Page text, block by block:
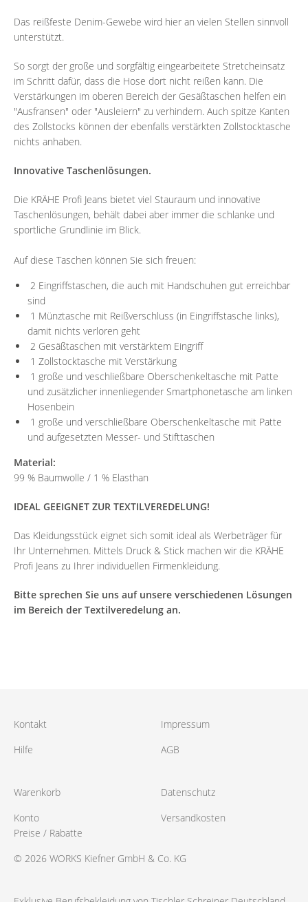
Das reißfeste Denim-Gewebe wird hier an vielen Stellen sinnvoll
unterstützt.
So sorgt der große und sorgfältig eingearbeitete Stretcheinsatz
im Schritt dafür, dass die Hose dort nicht reißen kann. Die
Verstärkungen im oberen Bereich der Gesäßtaschen helfen ein
"Ausfransen" oder "Ausleiern" zu verhindern. Auch spitze Kanten
des Zollstocks können der ebenfalls verstärkten Zollstocktasche
nichts anhaben.
Innovative Taschenlösungen.
Die KRÄHE Profi Jeans bietet viel Stauraum und innovative
Taschenlösungen, behält dabei aber immer die schlanke und
sportliche Grundlinie im Blick.
Auf diese Taschen können Sie sich freuen:
2 Eingriffstaschen, die auch mit Handschuhen gut erreichbar
sind
1 Münztasche mit Reißverschluss (in Eingriffstasche links),
damit nichts verloren geht
2 Gesäßtaschen mit verstärktem Eingriff
1 Zollstocktasche mit Verstärkung
1 große und veschließbare Oberschenkeltasche mit Patte
und zusätzlicher innenliegender Smartphonetasche am linken
Hosenbein
1 große und verschließbare Oberschenkeltasche mit Patte
und aufgesetzten Messer- und Stifttaschen
Material:
99 % Baumwolle / 1 % Elasthan
IDEAL GEEIGNET ZUR TEXTILVEREDELUNG!
Das Kleidungsstück eignet sich somit ideal als Werbeträger für
Ihr Unternehmen. Mittels Druck & Stick machen wir die KRÄHE
Profi Jeans zu Ihrer individuellen Firmenkleidung.
Bitte sprechen Sie uns auf unsere verschiedenen Lösungen
im Bereich der Textilveredelung an.
Kontakt
Hilfe
Impressum
AGB
Warenkorb
Konto
Datenschutz
Versandkosten
Preise / Rabatte
© 2026 WORKS Kiefner GmbH & Co. KG